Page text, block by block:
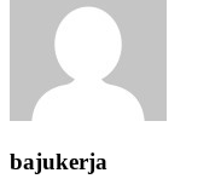
bajukerja